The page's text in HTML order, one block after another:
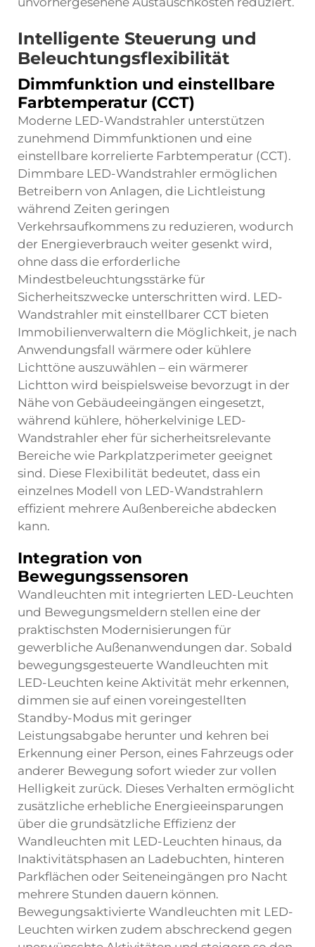
Intelligente Steuerung und
Beleuchtungsflexibilität
Dimmfunktion und einstellbare
Farbtemperatur (CCT)
Moderne LED-Wandstrahler unterstützen
zunehmend Dimmfunktionen und eine
einstellbare korrelierte Farbtemperatur (CCT).
Dimmbare LED-Wandstrahler ermöglichen
Betreibern von Anlagen, die Lichtleistung
während Zeiten geringen
Verkehrsaufkommens zu reduzieren, wodurch
der Energieverbrauch weiter gesenkt wird,
ohne dass die erforderliche
Mindestbeleuchtungsstärke für
Sicherheitszwecke unterschritten wird. LED-
Wandstrahler mit einstellbarer CCT bieten
Immobilienverwaltern die Möglichkeit, je nach
Anwendungsfall wärmere oder kühlere
Lichttöne auszuwählen – ein wärmerer
Lichtton wird beispielsweise bevorzugt in der
Nähe von Gebäudeeingängen eingesetzt,
während kühlere, höherkelvinige LED-
Wandstrahler eher für sicherheitsrelevante
Bereiche wie Parkplatzperimeter geeignet
sind. Diese Flexibilität bedeutet, dass ein
einzelnes Modell von LED-Wandstrahlern
effizient mehrere Außenbereiche abdecken
kann.
Integration von
Bewegungssensoren
Wandleuchten mit integrierten LED-Leuchten
und Bewegungsmeldern stellen eine der
praktischsten Modernisierungen für
gewerbliche Außenanwendungen dar. Sobald
bewegungsgesteuerte Wandleuchten mit
LED-Leuchten keine Aktivität mehr erkennen,
dimmen sie auf einen voreingestellten
Standby-Modus mit geringer
Leistungsabgabe herunter und kehren bei
Erkennung einer Person, eines Fahrzeugs oder
anderer Bewegung sofort wieder zur vollen
Helligkeit zurück. Dieses Verhalten ermöglicht
zusätzliche erhebliche Energieeinsparungen
über die grundsätzliche Effizienz der
Wandleuchten mit LED-Leuchten hinaus, da
Inaktivitätsphasen an Ladebuchten, hinteren
Parkflächen oder Seiteneingängen pro Nacht
mehrere Stunden dauern können.
Bewegungsaktivierte Wandleuchten mit LED-
Leuchten wirken zudem abschreckend gegen